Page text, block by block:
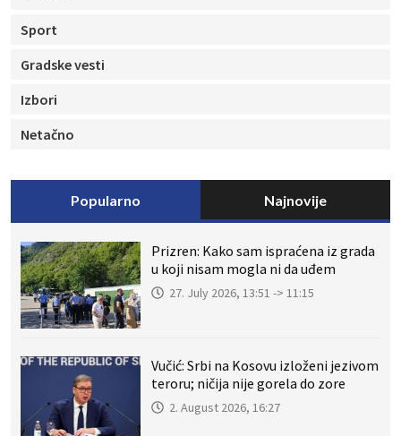
Sport
Gradske vesti
Izbori
Netačno
Popularno Najnovije
Prizren: Kako sam ispraćena iz grada
u koji nisam mogla ni da uđem
27. July 2026, 13:51 -> 11:15
Vučić: Srbi na Kosovu izloženi jezivom
teroru; ničija nije gorela do zore
2. August 2026, 16:27